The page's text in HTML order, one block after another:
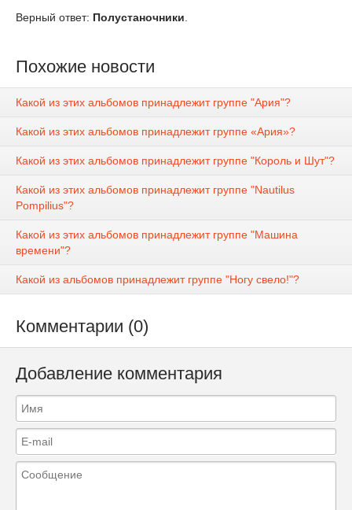
Верный ответ: Полустаночники
Похожие новости
Какой из этих альбомов принадлежит группе "Ария"?
Какой из этих альбомов принадлежит группе «Ария»?
Какой из этих альбомов принадлежит группе "Король и Шут"?
Какой из этих альбомов принадлежит группе "Nautilus
Pompilius"?
Какой из этих альбомов принадлежит группе "Машина
времени"?
Какой из альбомов принадлежит группе "Ногу свело!"?
Комментарии (0)
Добавление комментария